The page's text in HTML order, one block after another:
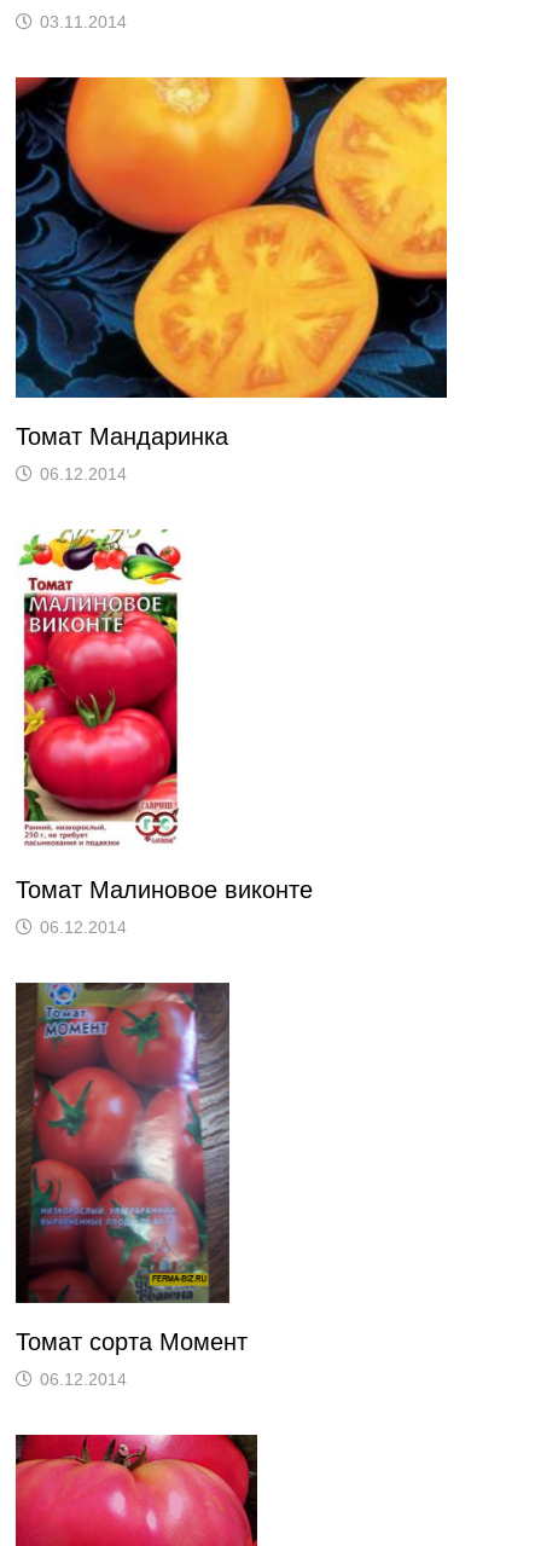
03.11.2014
Томат Мандаринка
06.12.2014
Томат Малиновое виконте
06.12.2014
Томат сорта Момент
06.12.2014